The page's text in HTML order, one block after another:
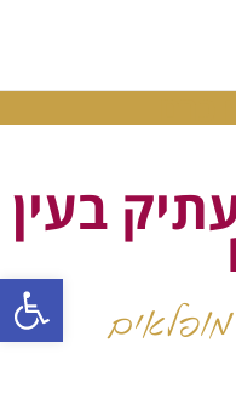
פתח
בעין
מופלאים